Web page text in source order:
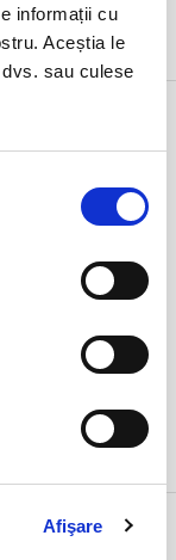
informații cu
Aceștia le
sau culese
Afişare